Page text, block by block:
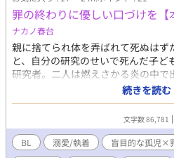
て望を番の束縛から解放しようと「
をはじめるが、それを知った望は、
『運命の番』が現れ、自分と別れる
か」と誤解してしまい…… ※ムーン
います。
罪の終わりに優しい口づけを【
ナカノ春台
親に捨てられ体を弄ばれて死ぬはず
と、自分の研究のせいで死んだ子
研究者。二人は燃えさかる炎の中で
た。 自分を拾ってくれた先生に盲
だったが、穏やかで優しいはずの
た秘密があった――。 元孤児で無
穏やかで優しいけどどこか卑屈で陰
んちゃって中世な世界観で相思相愛
も、最終的に幸せになります。 ※性
続きを読む
文字数 86,781
BL 溺愛/執着
盲目的な孤児×